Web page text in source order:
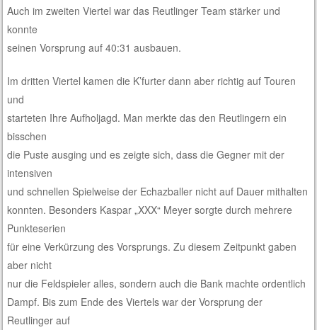
Auch im zweiten Viertel war das Reutlinger Team stärker und
konnte
seinen Vorsprung auf 40:31 ausbauen.
Im dritten Viertel kamen die K’furter dann aber richtig auf Touren
und
starteten Ihre Aufholjagd. Man merkte das den Reutlingern ein
bisschen
die Puste ausging und es zeigte sich, dass die Gegner mit der
intensiven
und schnellen Spielweise der Echazballer nicht auf Dauer mithalten
konnten. Besonders Kaspar „XXX“ Meyer sorgte durch mehrere
Punkteserien
für eine Verkürzung des Vorsprungs. Zu diesem Zeitpunkt gaben
aber nicht
nur die Feldspieler alles, sondern auch die Bank machte ordentlich
Dampf. Bis zum Ende des Viertels war der Vorsprung der
Reutlinger auf